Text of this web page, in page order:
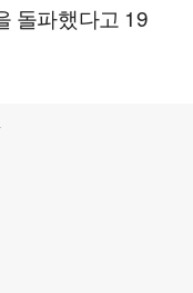
돌파했다고 19